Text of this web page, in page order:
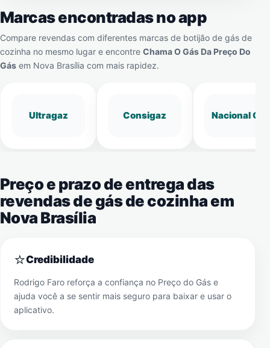
Marcas encontradas no app
Compare revendas com diferentes marcas de botijão de gás de
cozinha no mesmo lugar e encontre Chama O Gás Da Preço Do
Gás em Nova Brasília com mais rapidez.
Ultragaz Consigaz Nacional Gás
Preço e prazo de entrega das
revendas de gás de cozinha em
Nova Brasília
⭐Credibilidade
Rodrigo Faro reforça a confiança no Preço do Gás e
ajuda você a se sentir mais seguro para baixar e usar o
aplicativo.